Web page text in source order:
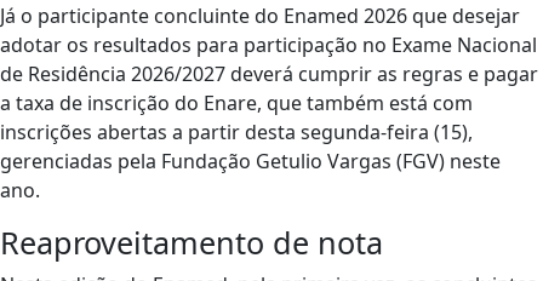
Já o participante concluinte do Enamed 2026 que desejar
adotar os resultados para participação no Exame Nacional
de Residência 2026/2027 deverá cumprir as regras e pagar
a taxa de inscrição do Enare, que também está com
inscrições abertas a partir desta segunda-feira (15),
gerenciadas pela Fundação Getulio Vargas (FGV) neste
ano.
Reaproveitamento de nota